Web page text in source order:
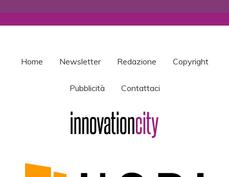
Home Newsletter Redazione Copyright
Pubblicità Contattaci